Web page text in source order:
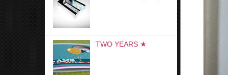
TWO YEARS ★